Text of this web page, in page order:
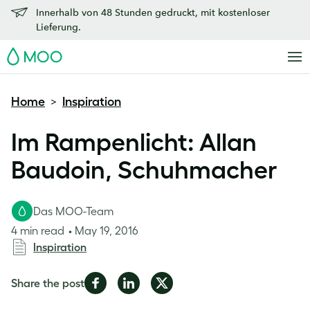
Innerhalb von 48 Stunden gedruckt, mit kostenloser
Lieferung.
MOO
Home > Inspiration
Im Rampenlicht: Allan
Baudoin, Schuhmacher
Das MOO-Team
4 min read
May 19, 2016
Inspiration
Share the postShare Share Share